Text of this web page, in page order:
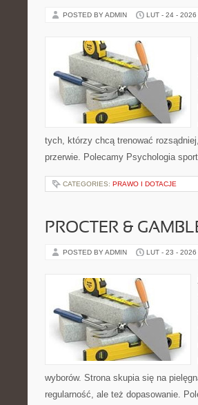
POSTED BY ADMIN LUT - 24 - 2026
tych, którzy chcą trenować
przerwie. Polecamy Psychologia
CATEGORIES: PRAWO I DOTACJE
PROCTER &
POSTED BY ADMIN LUT - 23 - 2026
wyborów. Strona skupia się na
regularność, ale też dopasowanie.